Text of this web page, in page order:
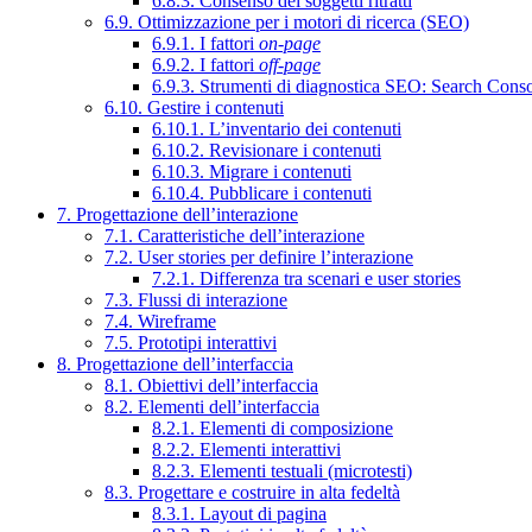
6.9. Ottimizzazione per i motori di ricerca (SEO)
6.9.1. I fattori on-page
6.9.2. I fattori off-page
6.9.3. Strumenti di diagnostica SEO: Search
6.10. Gestire i contenuti
6.10.1. L’inventario dei contenuti
6.10.2. Revisionare i contenuti
6.10.3. Migrare i contenuti
6.10.4. Pubblicare i contenuti
7. Progettazione dell’interazione
7.1. Caratteristiche dell’interazione
7.2. User stories per definire l’interazione
7.2.1. Differenza tra scenari e user stories
7.3. Flussi di interazione
7.4. Wireframe
7.5. Prototipi interattivi
8. Progettazione dell’interfaccia
8.1. Obiettivi dell’interfaccia
8.2. Elementi dell’interfaccia
8.2.1. Elementi di composizione
8.2.2. Elementi interattivi
8.2.3. Elementi testuali (microtesti)
8.3. Progettare e costruire in alta fedeltà
8.3.1. Layout di pagina